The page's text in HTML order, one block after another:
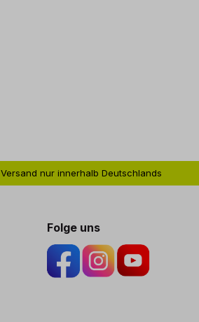
Versand nur innerhalb Deutschlands
Folge uns